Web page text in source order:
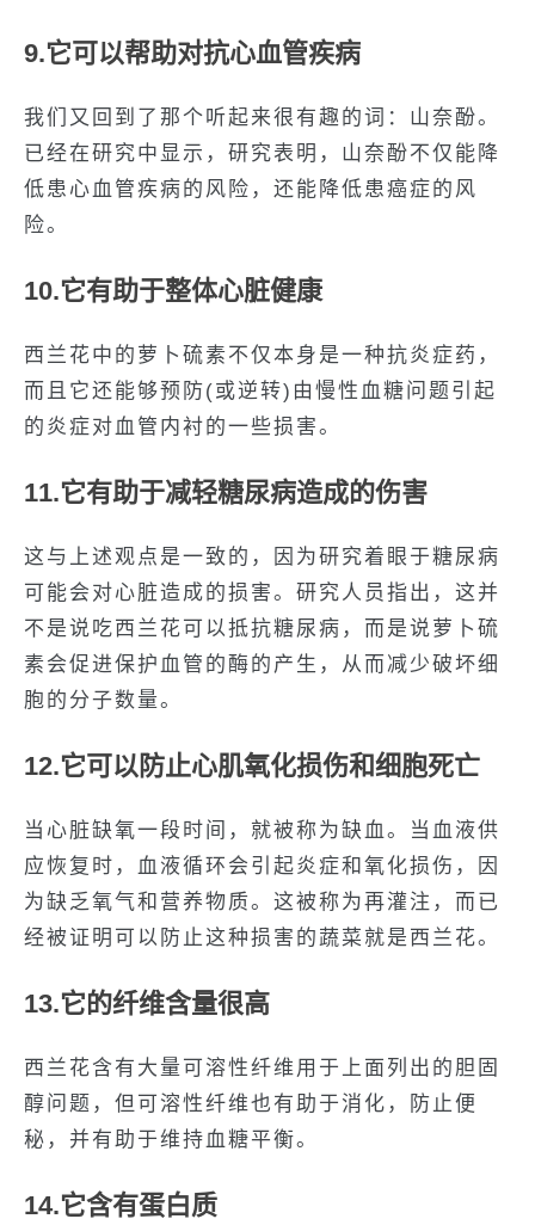
9.它可以帮助对抗心血管疾病
我们又回到了那个听起来很有趣的词：山奈酚。
已经在研究中显示，研究表明，山奈酚不仅能降
低患心血管疾病的风险，还能降低患癌症的风
险。
10.它有助于整体心脏健康
西兰花中的萝卜硫素不仅本身是一种抗炎症药，
而且它还能够预防(或逆转)由慢性血糖问题引起
的炎症对血管内衬的一些损害。
11.它有助于减轻糖尿病造成的伤害
这与上述观点是一致的，因为研究着眼于糖尿病
可能会对心脏造成的损害。研究人员指出，这并
不是说吃西兰花可以抵抗糖尿病，而是说萝卜硫
素会促进保护血管的酶的产生，从而减少破坏细
胞的分子数量。
12.它可以防止心肌氧化损伤和细胞死亡
当心脏缺氧一段时间，就被称为缺血。当血液供
应恢复时，血液循环会引起炎症和氧化损伤，因
为缺乏氧气和营养物质。这被称为再灌注，而已
经被证明可以防止这种损害的蔬菜就是西兰花。
13.它的纤维含量很高
西兰花含有大量可溶性纤维用于上面列出的胆固
醇问题，但可溶性纤维也有助于消化，防止便
秘，并有助于维持血糖平衡。
14.它含有蛋白质